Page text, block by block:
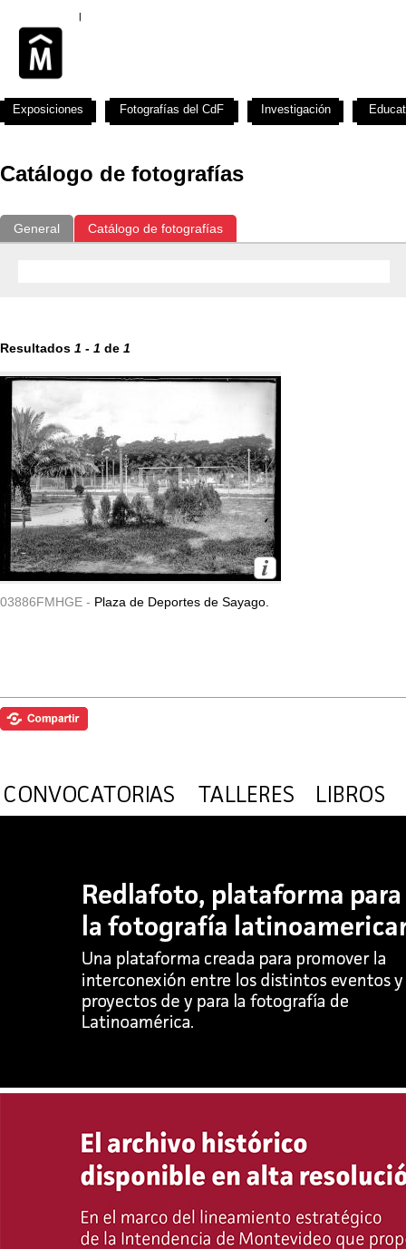
Catálogo de fotografías
General Catálogo de fotografías
Resultados 1 - 1 de 1
03886FMHGE - Plaza de Deportes de Sayago.
Exposiciones Fotografías del CdF Investigación